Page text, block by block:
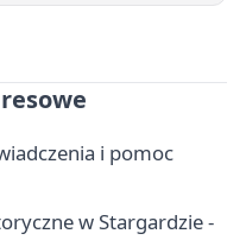
i pomoc
w Stargardzie -